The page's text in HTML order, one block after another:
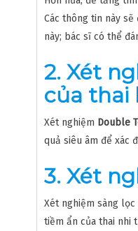
Các thông tin này
này; bác sĩ có thể
2. Xét
của thai
Xét nghiệm Double
quả siêu âm để xác
3. Xét
Xét nghiệm sàng
tiềm ẩn của thai nhi